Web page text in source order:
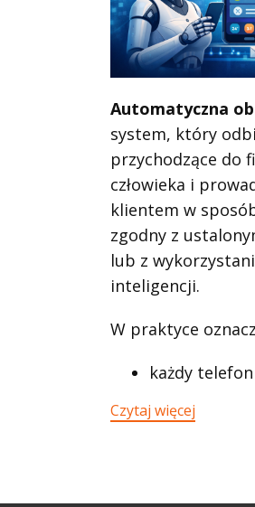
Automatyczna
system, który
przychodzące do
człowieka i
klientem w
zgodny z
lub z
inteligencji.
W praktyce
każdy
Czytaj więcej​